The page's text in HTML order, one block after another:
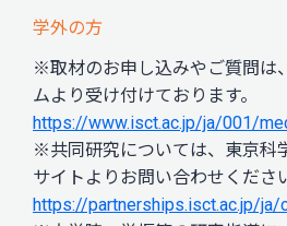
学外の方
※取材のお申し込みやご質問は
ムより受け付けております。
https://www.isct.ac.jp/ja/001/
※共同研究については、東京科
サイトよりお問い合わせくださ
https://partnerships.isct.ac.jp/ja/